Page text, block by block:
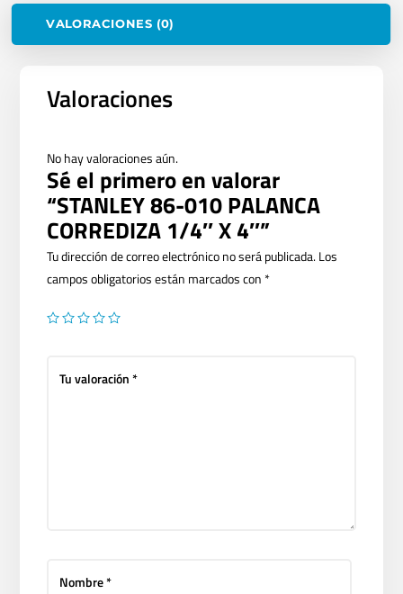
VALORACIONES (0)
Valoraciones
No hay valoraciones aún.
Sé el primero en valorar
“STANLEY 86-010 PALANCA
CORREDIZA 1/4″ X 4″”
Tu dirección de correo electrónico no será publicada.Los
campos obligatorios están marcados con *